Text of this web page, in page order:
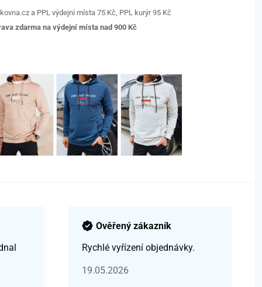
a PPL výdejní místa 75 Kč, PPL kurýr 95 Kč
zdarma na výdejní místa nad 900 Kč
Ověřený zákazník
Rychlé vyřízení objednávky.
19.05.2026